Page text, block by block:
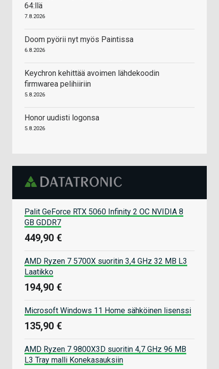
64:llä
7.8.2026
Doom pyörii nyt myös Paintissa
6.8.2026
Keychron kehittää avoimen lähdekoodin
firmwarea pelihiiriin
5.8.2026
Honor uudisti logonsa
5.8.2026
Palit GeForce RTX 5060 Infinity 2 OC NVIDIA 8
GB GDDR7
449,90 €
AMD Ryzen 7 5700X suoritin 3,4 GHz 32 MB L3
Laatikko
194,90 €
Microsoft Windows 11 Home sähköinen lisenssi
135,90 €
AMD Ryzen 7 9800X3D suoritin 4,7 GHz 96 MB
L3 Tray malli Konekasauksiin